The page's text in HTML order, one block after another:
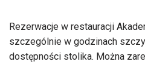
Rezerwacje w restauracji
szczególnie w godzinach
dostępności stolika. Można